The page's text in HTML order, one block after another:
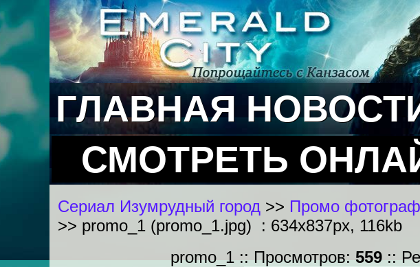
ГЛАВНАЯ
СМОТРЕТЬ
Сериал Изумрудный город >> Промо
>> promo_1 (promo_1.jpg) : 634x837px, 116kb
promo_1 :: Просмотров: 559::